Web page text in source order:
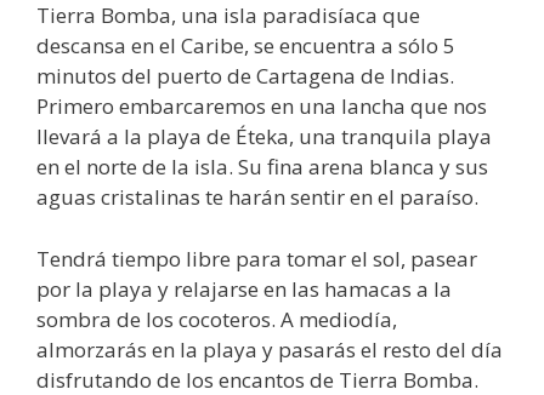
Tierra Bomba, una isla paradisíaca que
descansa en el Caribe, se encuentra a sólo 5
minutos del puerto de Cartagena de Indias.
Primero embarcaremos en una lancha que nos
llevará a la playa de Éteka, una tranquila playa
en el norte de la isla. Su fina arena blanca y sus
aguas cristalinas te harán sentir en el paraíso.
Tendrá tiempo libre para tomar el sol, pasear
por la playa y relajarse en las hamacas a la
sombra de los cocoteros. A mediodía,
almorzarás en la playa y pasarás el resto del día
disfrutando de los encantos de Tierra Bomba.